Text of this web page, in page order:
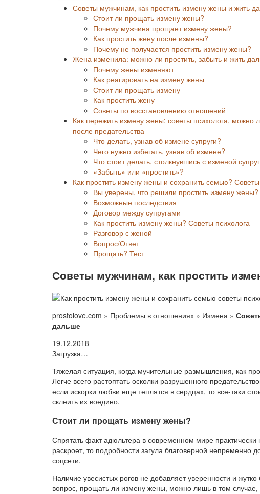
Советы мужчинам, как простить измену жены и жить
Стоит ли прощать измену жены?
Почему мужчина прощает измену жены?
Как простить жену после измены?
Почему не получается простить измену жены?
Жена изменила: можно ли простить, забыть и жить
Почему жены изменяют
Как реагировать на измену жены
Стоит ли прощать измену
Как простить жену
Советы по восстановлению отношений
Как пережить измену жены: советы психолога, можно
после предательства
Что делать, узнав об измене супруги?
Чего нужно избегать, узнав об измене?
Что стоит делать, столкнувшись с изменой
«Забыть» или «простить»?
Как простить измену жены и сохранить семью?
Вы уверены, что решили простить измену жены?
Возможные последствия
Договор между супругами
Как простить измену жены? Советы психолога
Разговор с женой
Вопрос/Ответ
Прощать? Тест
Советы мужчинам, как простить
prostolove.com » Проблемы в отношениях » Измена »
дальше
19.12.2018
Загрузка…
Тяжелая ситуация, когда мучительные размышления, как
Легче всего растоптать осколки разрушенного
если искорки любви еще теплятся в сердцах, то все-таки
склеить их воедино.
Стоит ли прощать измену жены?
Спрятать факт адюльтера в современном мире
раскроет, то подробности загула благоверной непременно
соцсети.
Наличие увесистых рогов не добавляет уверенности и
вопрос, прощать ли измену жены, можно лишь в том случае,